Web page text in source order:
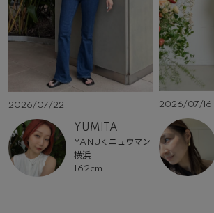
2026/07/22
YUMITA
YANUK ニュウマン
横浜
162cm
2026/07/16